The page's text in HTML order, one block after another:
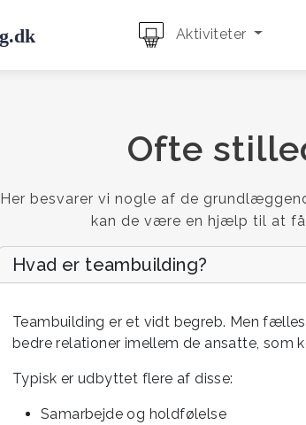
Aktiviteter
Ofte
Her besvarer vi nogle af de
kan de være en hjælp til at
Hvad er teambuilding?
Teambuilding er et vidt begreb. Men
bedre relationer imellem de ansatte, som
Typisk er udbyttet flere af disse:
Samarbejde og holdfølelse